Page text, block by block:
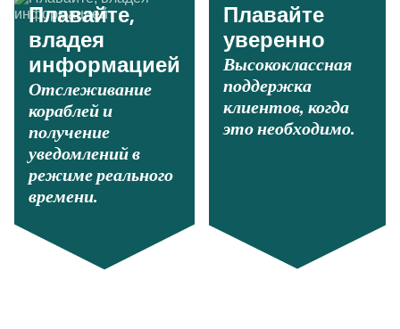
Плавайте,
владея
информацией
Отслеживание
кораблей и
получение
уведомлений в
режиме реального
времени.
Плавайте
уверенно
Высококлассная
поддержка
клиентов, когда
это необходимо.